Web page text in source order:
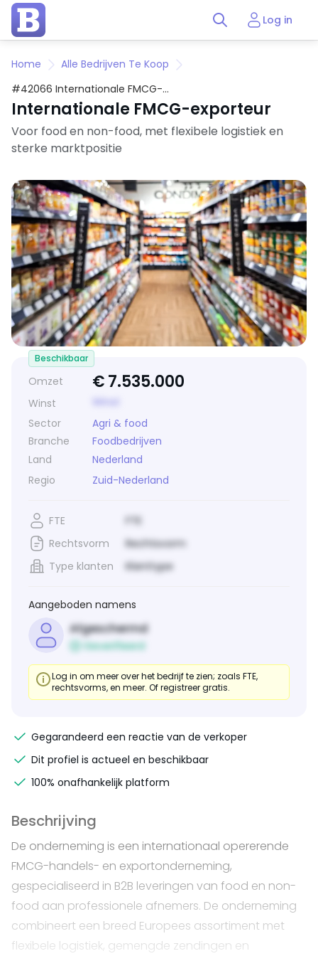
Log in
Home
Alle Bedrijven Te Koop
#42066 Internationale FMCG-
exporteur
Internationale FMCG-exporteur
Voor food en non-food, met flexibele logistiek en
sterke marktpositie
Omzet €7.535.000
Winst
Sector
Agri & food
Branche
Foodbedrijven
Land
Nederland
Regio
Zuid-Nederland
Beschikbaar
FTE
FTE
Rechtsvorm
Rechtsvorm
Type klanten
Klanttype
Aangeboden namens
Afgeschermd
Geverifieerd
Log in om meer over het bedrijf te zien; zoals FTE,
rechtsvorms, en meer. Of registreer gratis.
Gegarandeerd een reactie van de verkoper
Dit profiel is actueel en beschikbaar
100% onafhankelijk platform
Beschrijving
De onderneming is een internationaal opererende
FMCG-handels- en exportonderneming,
gespecialiseerd in B2B leveringen van food en non-
food aan professionele afnemers. De onderneming
combineert een breed Europees assortiment met
flexibele logistiek, gemengde zendingen en